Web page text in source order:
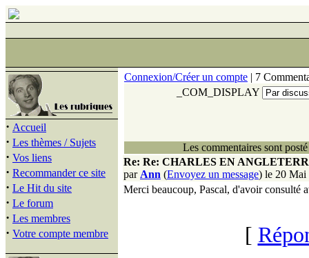
· Accueil
· Les thèmes / Sujets
· Vos liens
· Recommander ce site
· Le Hit du site
· Le forum
· Les membres
· Votre compte membre
Connexion/Créer un compte | 7
_COM_DISPLAY
Les commentaires sont
Re: Re: CHARLES EN
par Ann (Envoyez un message) le 20 Mai
Merci beaucoup, Pascal, d'avoir consulté
[